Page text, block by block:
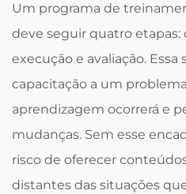
Um programa de
deve seguir quatro etapas:
execução e avaliação.
capacitação a um
aprendizagem ocorrerá e
mudanças. Sem esse
risco de oferecer
distantes das situações